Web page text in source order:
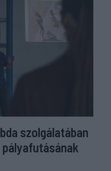
szolgálatában
pályafutásának